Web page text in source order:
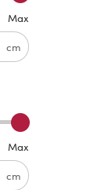
Max
cm
Max
cm